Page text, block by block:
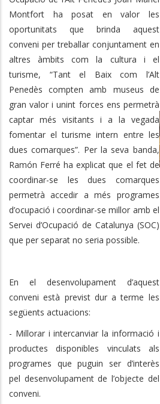
Montfort ha posat en valor les
oportunitats que brinda aquest
conveni per treballar conjuntament en
altres àmbits com la cultura i el
turisme, “Tant el Baix com l’Alt
Penedès compten amb museus de
gran valor i unint forces ens permetrà
captar més visitants i a la vegada
fomentar el turisme intern entre les
dues comarques”. Per la seva banda,
Ramón Ferré ha explicat que el fet de
coordinar-se les dues comarques
permetrà accedir a més programes
d’ocupació i coordinar-se millor amb el
Servei d’Ocupació de Catalunya (SOC)
que per separat no seria possible.
En el desenvolupament d’aquest
conveni està previst dur a terme les
següents actuacions:
- Millorar i intercanviar la informació i
productes disponibles vinculats als
programes que puguin ser d’interès
pel desenvolupament de l’objecte del
conveni.